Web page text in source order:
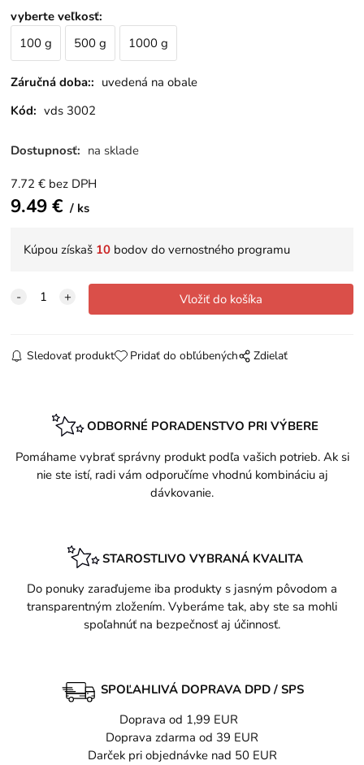
vyberte veľkosť:
100 g
500 g 1000 g
Záručná doba:: uvedená na obale
Kód: vds 3002
Dostupnosť: na sklade
7.72 € bez DPH
9.49€ ks
Kúpou získaš 10 bodov do vernostného programu
Sledovať produkt Pridať do obľúbených Zdielať
ODBORNÉ PORADENSTVO PRI VÝBERE
Pomáhame vybrať správny produkt podľa vašich potrieb. Ak si
nie ste istí, radi vám odporučíme vhodnú kombináciu aj
dávkovanie.
STAROSTLIVO VYBRANÁ KVALITA
Do ponuky zaraďujeme iba produkty s jasným pôvodom a
transparentným zložením. Vyberáme tak, aby ste sa mohli
spoľahnúť na bezpečnosť aj účinnosť.
SPOĽAHLIVÁ DOPRAVA DPD / SPS
Doprava od 1,99 EUR
Doprava zdarma od 39 EUR
Darček pri objednávke nad 50 EUR